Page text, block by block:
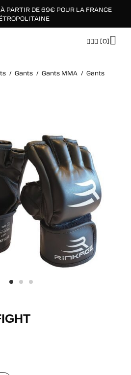
PARTIR DE 69€ POUR LA FRANCE
[0]
/ Gants / Gants MMA / Gants